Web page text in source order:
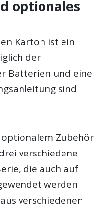
optionales
Karton ist ein
der
Batterien und eine
sind
Zubehör
verschiedene
die auch auf
werden
verschiedenen